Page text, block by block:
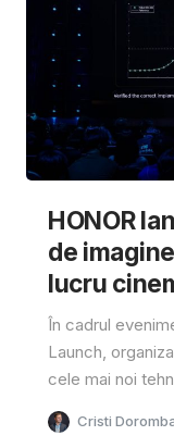
HONOR
de
lucru
În cadrul
Launch,
cele mai noi
Cristi